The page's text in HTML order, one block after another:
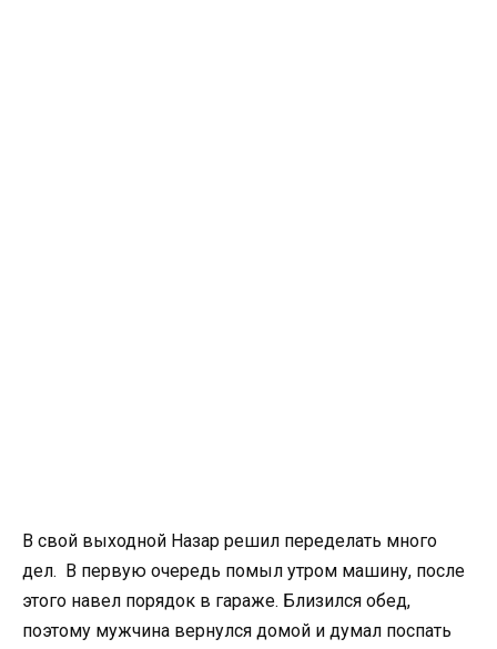
В свой выходной Назар решил переделать много
дел.
В первую очередь помыл утром машину, после
этого навел порядок в гараже. Близился обед,
поэтому мужчина вернулся домой и думал поспать